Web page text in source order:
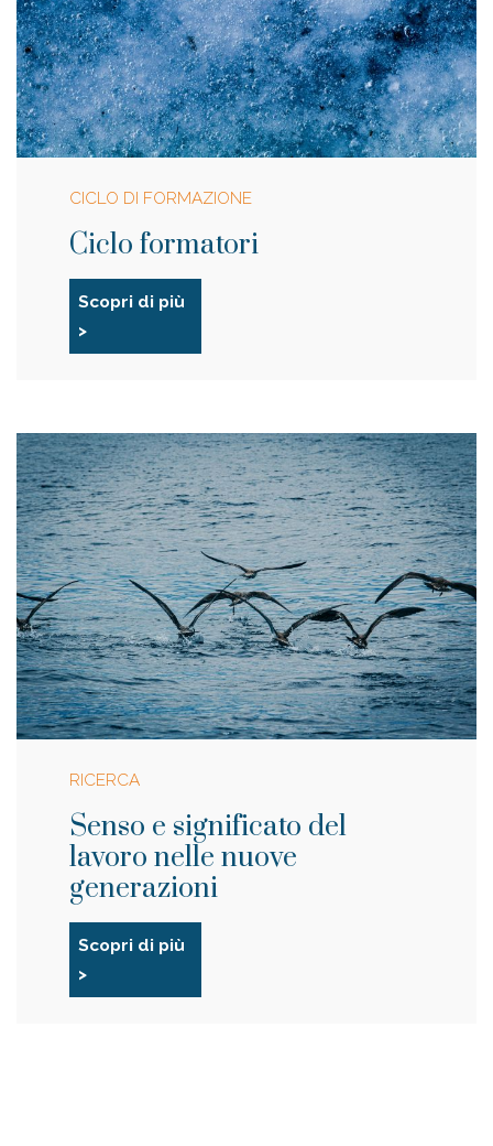
CICLO DI FORMAZIONE
Ciclo formatori
Scopri di più
>
RICERCA
Senso e significato del
lavoro nelle nuove
generazioni
Scopri di più
>